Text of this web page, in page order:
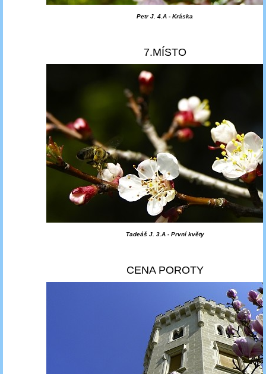
Petr J. 4.A - Kráska
7.MÍSTO
Tadeáš J. 3.A - První květy
CENA POROTY